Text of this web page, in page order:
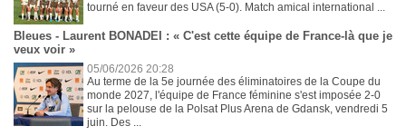
tourné en faveur des USA (5-0). Match amical international ...
Bleues - Laurent BONADEI : « C'est cette équipe de France-là que je
veux voir »
05/06/2026 20:28
Au terme de la 5e journée des éliminatoires de la Coupe du
monde 2027, l'équipe de France féminine s'est imposée 2-0
sur la pelouse de la Polsat Plus Arena de Gdansk, vendredi 5
juin. Des ...